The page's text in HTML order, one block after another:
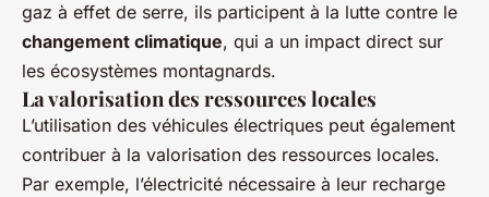
gaz à effet de serre, ils participent à la lutte contre le
changement climatique, qui a un impact direct sur
les écosystèmes montagnards.
La valorisation des ressources locales
L’utilisation des véhicules électriques peut également
contribuer à la valorisation des ressources locales.
Par exemple, l’électricité nécessaire à leur recharge